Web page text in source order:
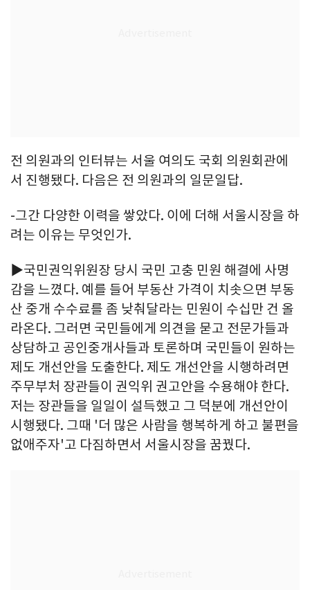
전 의원과의 인터뷰는 서울 여의도 국회 의원회관에
서 진행됐다. 다음은 전 의원과의 일문일답.
-그간 다양한 이력을 쌓았다. 이에 더해 서울시장을 하
려는 이유는 무엇인가.
▶국민권익위원장 당시 국민 고충 민원 해결에 사명
감을 느꼈다. 예를 들어 부동산 가격이 치솟으면 부동
산 중개 수수료를 좀 낮춰달라는 민원이 수십만 건 올
라온다. 그러면 국민들에게 의견을 묻고 전문가들과
상담하고 공인중개사들과 토론하며 국민들이 원하는
제도 개선안을 도출한다. 제도 개선안을 시행하려면
주무부처 장관들이 권익위 권고안을 수용해야 한다.
저는 장관들을 일일이 설득했고 그 덕분에 개선안이
시행됐다. 그때 '더 많은 사람을 행복하게 하고 불편을
없애주자'고 다짐하면서 서울시장을 꿈꿨다.